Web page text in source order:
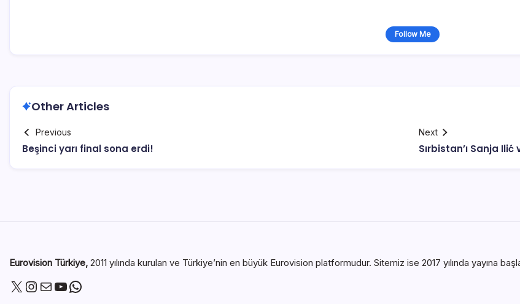
Follow Me
Other Articles
Previous
Beşinci yarı final sona erdi!
Next
Sırbistan’ı Sanja
Eurovision Türkiye, 2011 yılında kurulan ve Türkiye’nin en büyük Eurovision platformudur. Sitemiz ise 2017 yılında yayına